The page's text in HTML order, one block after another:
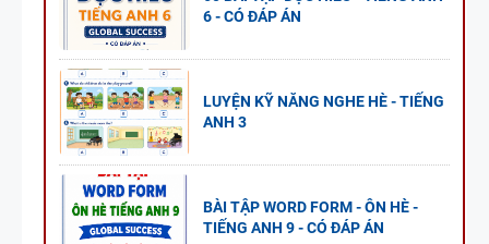
6 - CÓ ĐÁP ÁN
LUYỆN KỸ NĂNG NGHE HÈ - TIẾNG
ANH 3
BÀI TẬP WORD FORM - ÔN HÈ -
TIẾNG ANH 9 - CÓ ĐÁP ÁN